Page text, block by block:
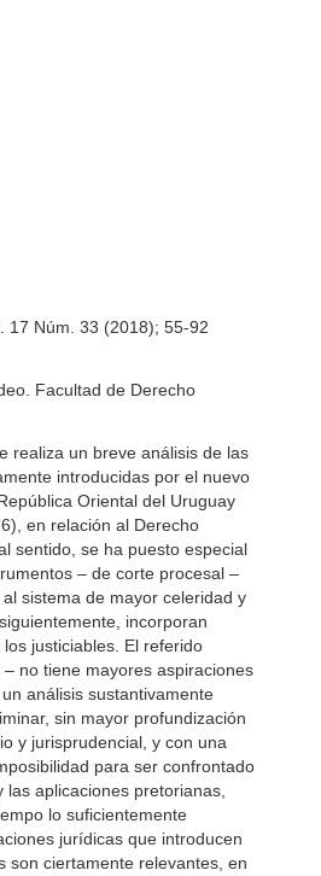
17 Núm. 33 (2018); 55-92
Facultad de Derecho
realiza un breve análisis de las
introducidas por el nuevo
Oriental del Uruguay
en relación al Derecho
sentido, se ha puesto especial
– de corte procesal –
sistema de mayor celeridad y
incorporan
justiciables. El referido
no tiene mayores aspiraciones
análisis sustantivamente
sin mayor profundización
y jurisprudencial, y con una
para ser confrontado
aplicaciones pretorianas,
lo suficientemente
jurídicas que introducen
son ciertamente relevantes, en